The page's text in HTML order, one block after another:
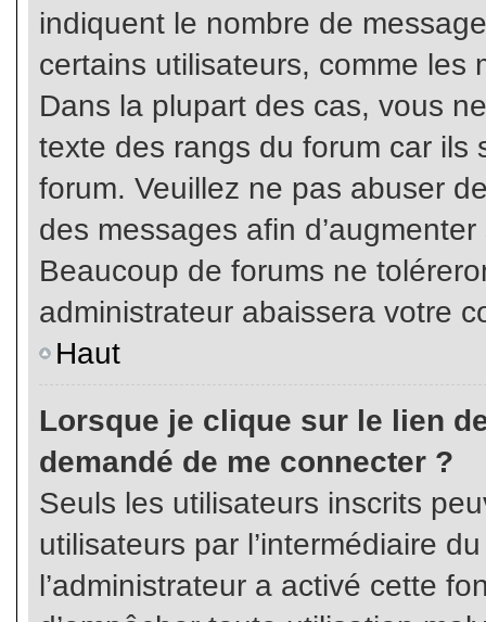
indiquent le nombre de
certains utilisateurs, comme les
Dans la plupart des cas, vous
texte des rangs du forum car ils
forum. Veuillez ne pas abuser
des messages afin
Beaucoup de forums ne
administrateur abaissera votre
Haut
Lorsque je clique sur le lien
demandé de me connecter ?
Seuls les utilisateurs inscrits
utilisateurs par l’intermédiaire
l’administrateur a activé cette